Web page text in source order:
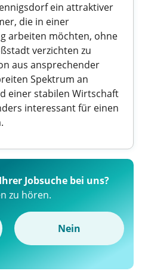
ein attraktiver
die in einer
arbeiten möchten, ohne
verzichten zu
aus ansprechender
Spektrum an
einer stabilen Wirtschaft
interessant für einen
Jobsuche bei uns?
zu hören.
Nein